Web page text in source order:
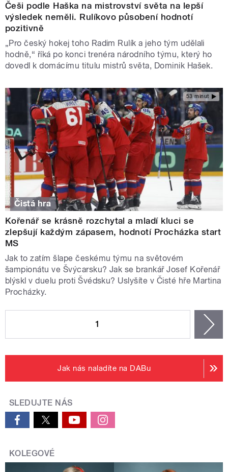
Češi podle Haška na mistrovství světa na lepší
výsledek neměli. Rulíkovo působení hodnotí
pozitivně
„Pro český hokej toho Radim Rulík a jeho tým udělali
hodně,“ říká po konci trenéra národního týmu, který ho
dovedl k domácímu titulu mistrů světa, Dominik Hašek.
53 minut
Čistá hra
Kořenář se krásně rozchytal a mladí kluci se
zlepšují každým zápasem, hodnotí Procházka start
MS
Jak to zatím šlape českému týmu na světovém
šampionátu ve Švýcarsku? Jak se brankář Josef Kořenář
blýskl v duelu proti Švédsku? Uslyšíte v Čisté hře Martina
Procházky.
1
Jak nás naladíte na DABu
SLEDUJTE NÁS
KOLEGOVÉ